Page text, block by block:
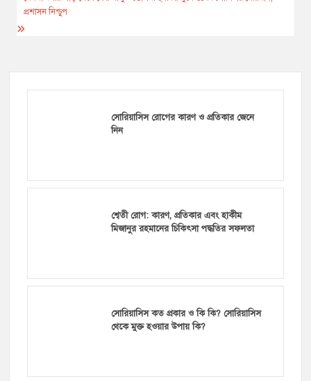
প্রশাসন নিশ্চুপ
সোরিয়াসিস রোগের কারণ ও প্রতিকার জেনে
নিন
শ্বেতী রোগ: কারণ, প্রতিকার এবং হাকীম
মিজানুর রহমানের চিকিৎসা পদ্ধতির সফলতা
সোরিয়াসিস কত প্রকার ও কি কি? সোরিয়াসিস
থেকে মুক্ত হওয়ার উপায় কি?